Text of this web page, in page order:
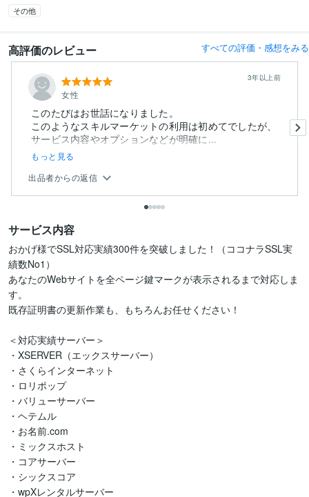
その他
高評価のレビュー すべての評価・感想をみる
女性
3年以上前
このたびはお世話になりました。
このようなスキルマーケットの利用は初めてでしたが、
サービス内容やオプションなどが明確に...
もっと見る
出品者からの返信
サービス内容
おかげ様でSSL対応実績300件を突破しました！（ココナラSSL実
績数No1）
あなたのWebサイトを全ページ鍵マークが表示されるまで対応しま
す。
既存証明書の更新作業も、もちろんお任せください！
＜対応実績サーバー＞
・XSERVER（エックスサーバー）
・さくらインターネット
・ロリポップ
・バリューサーバー
・ヘテムル
・お名前.com
・ミックスホスト
・コアサーバー
・シックスコア
・wpXレンタルサーバー